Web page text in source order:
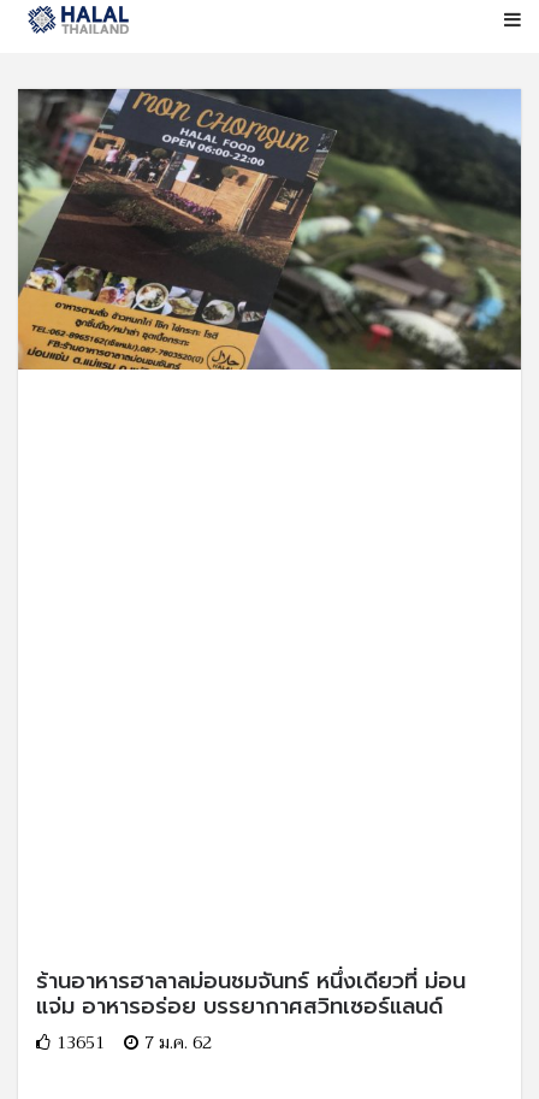
ร้านอาหารฮาลาลม่อนชมจันทร์ หนึ่งเดียวที่ ม่อน
แจ่ม อาหารอร่อย บรรยากาศสวิทเซอร์แลนด์
13651 7 ม.ค. 62